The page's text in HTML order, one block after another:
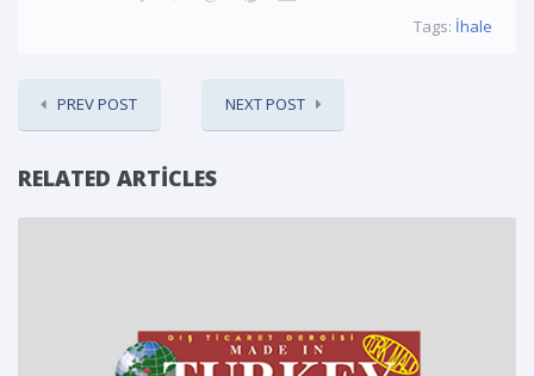
Tags: İhale
PREV POST NEXT POST
RELATED ARTICLES